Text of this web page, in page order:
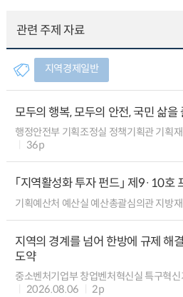
관련 주제 자료
지역경제일반
모두의 행복, 모두의 안전, 국민 삶을
행정안전부 기획조정실 정책기획관 기획
36p
「지역활성화 투자 펀드」 제9·10호
기획예산처 예산실 예산총괄심의관 지방
지역의 경계를 넘어 한방에 규제 해
도약
중소벤처기업부 창업벤처혁신실 특구혁
2026.08.06
2p